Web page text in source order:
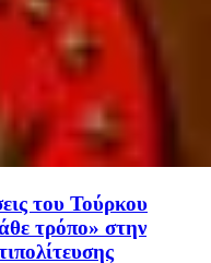
του Τούρκου
τρόπο» στην